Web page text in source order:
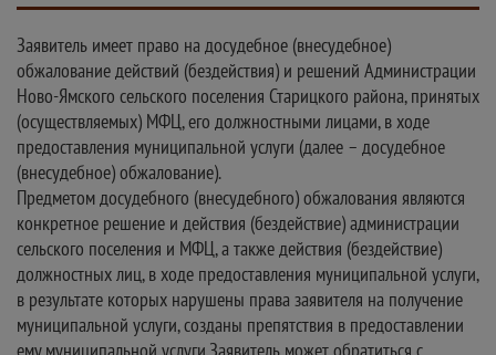
Заявитель имеет право на досудебное (внесудебное)
обжалование действий (бездействия) и решений Администрации
Ново-Ямского сельского поселения Старицкого района, принятых
(осуществляемых) МФЦ, его должностными лицами, в ходе
предоставления муниципальной услуги (далее – досудебное
(внесудебное) обжалование).
Предметом досудебного (внесудебного) обжалования являются
конкретное решение и действия (бездействие) администрации
сельского поселения и МФЦ, а также действия (бездействие)
должностных лиц, в ходе предоставления муниципальной услуги,
в результате которых нарушены права заявителя на получение
муниципальной услуги, созданы препятствия в предоставлении